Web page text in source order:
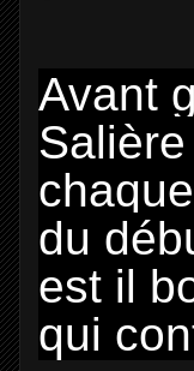
Avant
du
est il
qui